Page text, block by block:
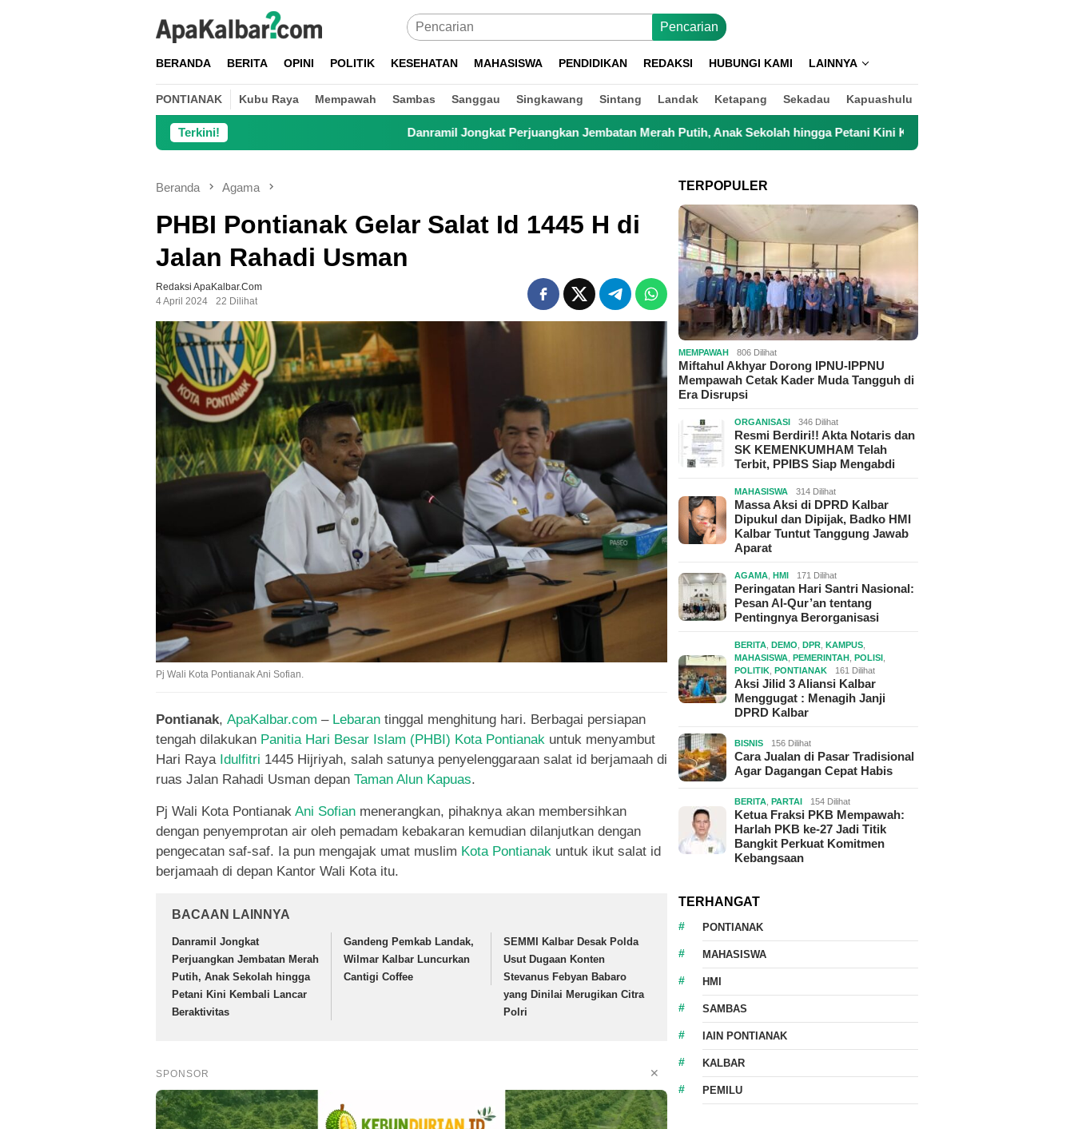
Pencarian
BERANDA BERITA OPINI POLITIK KESEHATAN MAHASISWA PENDIDIKAN REDAKSI HUBUNGI KAMI LAINNYA
PONTIANAK Kubu Raya Mempawah Sambas Sanggau Singkawang Sintang Landak Ketapang Sekadau Kapuashulu
Terkini! Danramil Jongkat Perjuangkan Jembatan Merah Putih, Anak Sekolah hingga Petani Kini Kembali Lancar Beraktivitas
Beranda Agama
PHBI Pontianak Gelar Salat Id 1445 H di
Jalan Rahadi Usman
Redaksi ApaKalbar.com
4 April 2024
22 Dilihat
Pj Wali Kota Pontianak Ani Sofian.
Pontianak, ApaKalbar.com – Lebaran tinggal menghitung hari. Berbagai persiapan
tengah dilakukan Panitia Hari Besar Islam (PHBI) Kota Pontianak untuk menyambut
Hari Raya Idulfitri 1445 Hijriyah, salah satunya penyelenggaraan salat id berjamaah di
ruas Jalan Rahadi Usman depan Taman Alun Kapuas.
Pj Wali Kota Pontianak Ani Sofian menerangkan, pihaknya akan membersihkan
dengan penyemprotan air oleh pemadam kebakaran kemudian dilanjutkan dengan
pengecatan saf-saf. Ia pun mengajak umat muslim Kota Pontianak untuk ikut salat id
berjamaah di depan Kantor Wali Kota itu.
BACAAN LAINNYA
Danramil Jongkat
Perjuangkan Jembatan Merah
Putih, Anak Sekolah hingga
Petani Kini Kembali Lancar
Beraktivitas
Gandeng Pemkab Landak,
Wilmar Kalbar Luncurkan
Cantigi Coffee
SEMMI Kalbar Desak Polda
Usut Dugaan Konten
Stevanus Febyan Babaro
yang Dinilai Merugikan Citra
Polri
SPONSOR ✕
TERPOPULER
MEMPAWAH 806 Dilihat
Miftahul Akhyar Dorong IPNU-IPPNU
Mempawah Cetak Kader Muda Tangguh di
Era Disrupsi
ORGANISASI 346 Dilihat
Resmi Berdiri!! Akta Notaris dan
SK KEMENKUMHAM Telah
Terbit, PPIBS Siap Mengabdi
MAHASISWA 314 Dilihat
Massa Aksi di DPRD Kalbar
Dipukul dan Dipijak, Badko HMI
Kalbar Tuntut Tanggung Jawab
Aparat
AGAMA ,HMI 171 Dilihat
Peringatan Hari Santri Nasional:
Pesan Al-Qur’an tentang
Pentingnya Berorganisasi
BERITA ,DEMO ,DPR ,KAMPUS
MAHASISWA ,PEMERINTAH ,POLISI
POLITIK ,PONTIANAK 161 Dilihat
Aksi Jilid 3 Aliansi Kalbar
Menggugat : Menagih Janji
DPRD Kalbar
BISNIS 156 Dilihat
Cara Jualan di Pasar Tradisional
Agar Dagangan Cepat Habis
BERITA ,PARTAI 154 Dilihat
Ketua Fraksi PKB Mempawah:
Harlah PKB ke-27 Jadi Titik
Bangkit Perkuat Komitmen
Kebangsaan
TERHANGAT
PONTIANAK
MAHASISWA
HMI
SAMBAS
IAIN PONTIANAK
KALBAR
PEMILU